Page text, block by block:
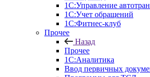
1С:Управление
1С:Учет обращений
1С:Фитнес-клуб
Прочее
Назад
Прочее
1С:Аналитика
Ввод первичных